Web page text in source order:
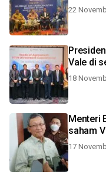
22
Vale di
18
Menteri
saham
17